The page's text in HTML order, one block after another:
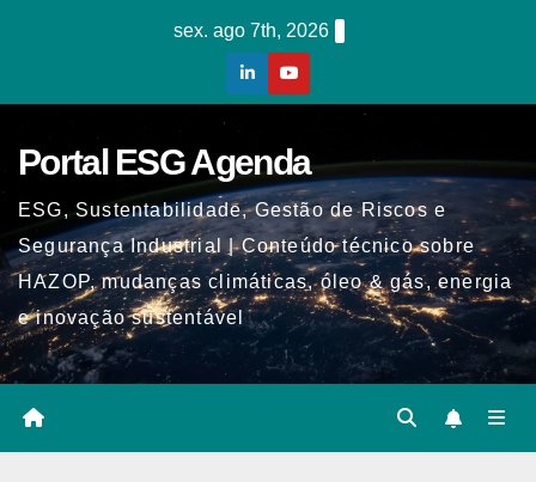
sex. ago 7th, 2026
Portal ESG Agenda
ESG, Sustentabilidade, Gestão de Riscos e
Segurança Industrial | Conteúdo técnico sobre
HAZOP, mudanças climáticas, óleo & gás, energia
e inovação sustentável